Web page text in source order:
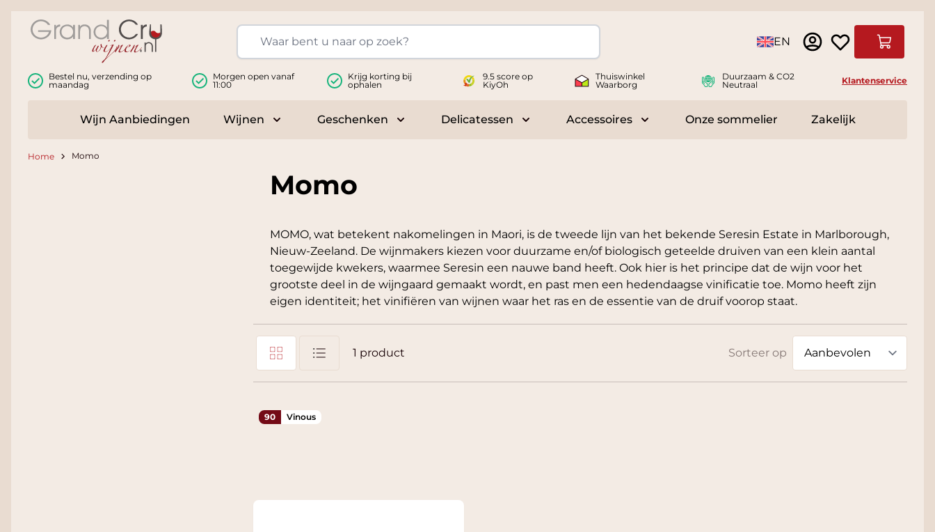
Taal EN
Bestel nu, verzending op
maandag
Morgen open vanaf
11:00
Krijg korting bij
ophalen
9.5 score op
KiyOh
Thuiswinkel
Waarborg
Duurzaam & CO2
Neutraal
Klantenservice
Wijn Aanbiedingen Wijnen
Toggle submenu for Wijnen
Geschenken
Toggle submenu for Geschenken
Delicatessen
Toggle submenu for Delicatessen
Accessoires
Toggle submenu for Accessoires
Onze sommelier Zakelijk
Home Momo
Momo
MOMO, wat betekent nakomelingen in Maori, is de tweede lijn van het bekende Seresin Estate in Marlborough,
Nieuw-Zeeland. De wijnmakers kiezen voor duurzame en/of biologisch geteelde druiven van een klein aantal
toegewijde kwekers, waarmee Seresin een nauwe band heeft. Ook hier is het principe dat de wijn voor het
grootste deel in de wijngaard gemaakt wordt, en past men een hedendaagse vinificatie toe. Momo heeft zijn
eigen identiteit; het vinifiëren van wijnen waar het ras en de essentie van de druif voorop staat.
Tonen als 1 product Sorteer op
90 Vinous